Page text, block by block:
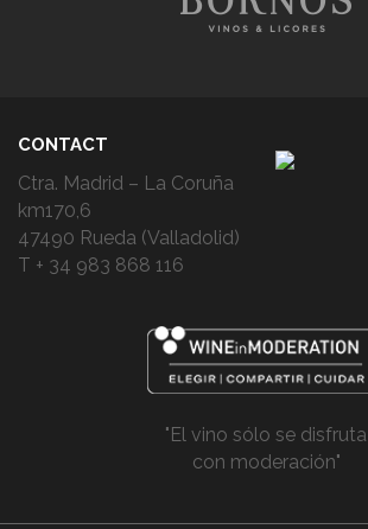
CONTACT
Ctra. Madrid – La Coruña
km170,6
47490 Rueda (Valladolid)
T + 34 983 868 116
"El vino sólo se disfruta
con moderación"